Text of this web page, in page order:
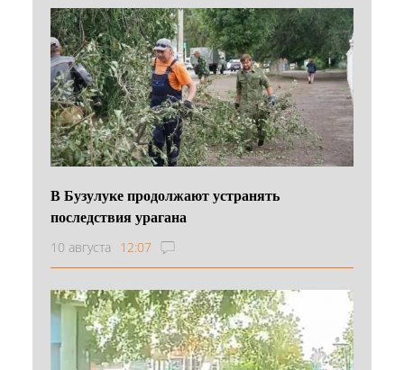
В Бузулуке продолжают устранять
последствия урагана
10 августа 12:07